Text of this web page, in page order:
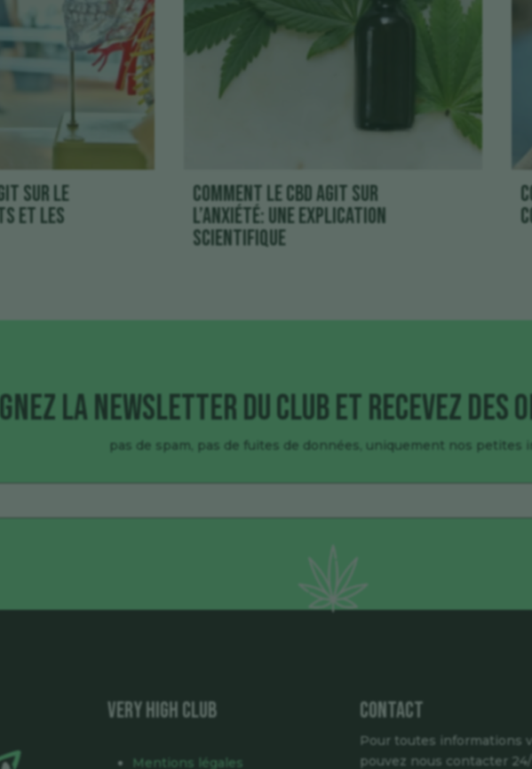
sur le
et les
Comment le CBD agit sur
l’anxiété: une explication
scientifique
la newsletter du club et recevez des
pas de spam, pas de fuites de données, uniquement nos petites
VERY HIGH CLUB
Mentions légales
Contact
Pour toutes informations
pouvez nous contacter